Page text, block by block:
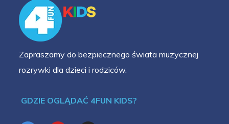
Zapraszamy do bezpiecznego świata muzycznej
rozrywki dla dzieci i rodziców.
GDZIE OGLĄDAĆ 4FUN KIDS?